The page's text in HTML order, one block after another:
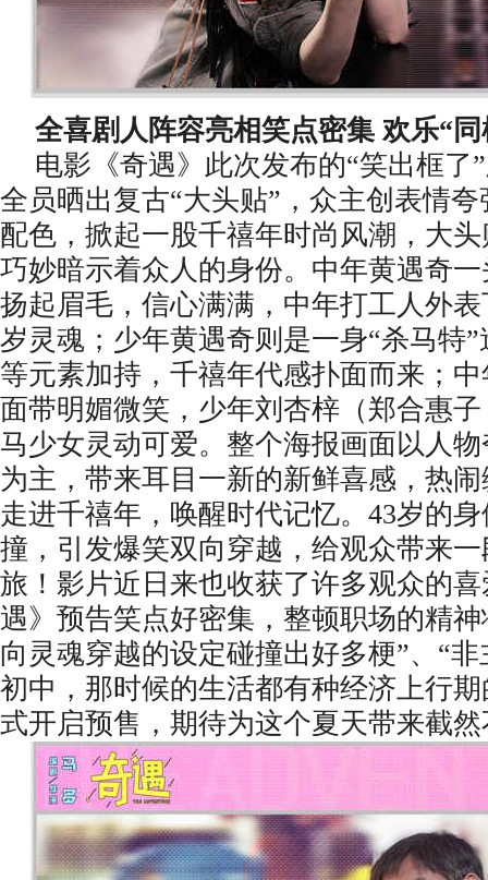
全喜剧人阵容亮相笑点密集 欢乐“
电影《奇遇》此次发布的“笑出框了
全员晒出复古“大头贴”，众主创表情
配色，掀起一股千禧年时尚风潮，大
巧妙暗示着众人的身份。中年黄遇奇
扬起眉毛，信心满满，中年打工人外
岁灵魂；少年黄遇奇则是一身“杀马特
等元素加持，千禧年代感扑面而来；
面带明媚微笑，少年刘杏梓（郑合惠
马少女灵动可爱。整个海报画面以人
为主，带来耳目一新的新鲜喜感，热
走进千禧年，唤醒时代记忆。43岁的
撞，引发爆笑双向穿越，给观众带来
旅！影片近日来也收获了许多观众的
遇》预告笑点好密集，整顿职场的精
向灵魂穿越的设定碰撞出好多梗”、“
初中，那时候的生活都有种经济上行
式开启预售，期待为这个夏天带来截